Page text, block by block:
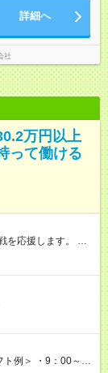
勤勤務ができな
詳細へ
社
万円以上
って働ける
応援します。 ★
ト例＞ ・9：00～